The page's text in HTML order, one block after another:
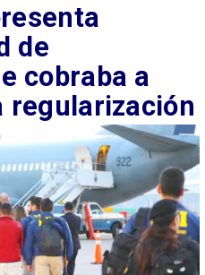
de
cobraba a
regularización